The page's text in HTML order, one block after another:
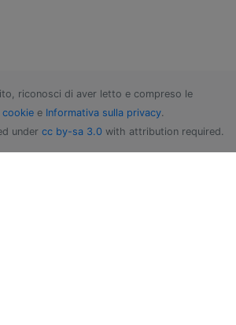
riconosci di aver letto e compreso le
cookie e Informativa sulla privacy.
under cc by-sa 3.0 with attribution required.